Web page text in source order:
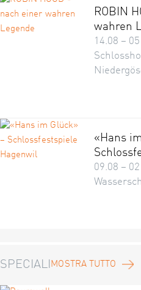
ROBIN
wahren
14.08 –
«Hans
09.08 –
SPECIALIMOSTRA TUTTO